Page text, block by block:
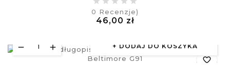
0 Recenzje)
46,00 złCena
DODAJ DO KOSZYKA
favorite_border